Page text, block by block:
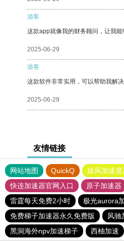
游客
这款app就像我的财务顾问，让我能
2025-06-29
游客
这款软件非常实用，可以帮助我解决
2025-06-29
友情链接
网站地图 QuickQ 旋风加速度
快连加速器官网入口
原子加速器
雷霆每天免费2小时
极光aurora
免费梯子加速器永久免费版
风驰
黑洞海外npv加速梯子
西柚加速